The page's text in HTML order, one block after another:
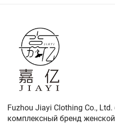
Fuzhou Jiayi Clothing Co.,
комплексный бренд